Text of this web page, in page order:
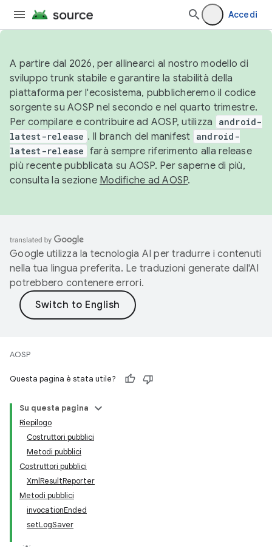
Accedi
A partire dal 2026, per allinearci al nostro modello di
sviluppo trunk stabile e garantire la stabilità della
piattaforma per l'ecosistema, pubblicheremo il codice
sorgente su AOSP nel secondo e nel quarto trimestre.
Per compilare e contribuire ad AOSP, utilizza
android-
latest-release . Il branch del manifest android-
latest-release farà sempre riferimento alla release
più recente pubblicata su AOSP. Per saperne di più,
consulta la sezione Modifiche ad AOSP.
Google utilizza la tecnologia AI per tradurre i contenuti
nella tua lingua preferita. Le traduzioni generate dall'AI
potrebbero contenere errori.
AOSP
Questa pagina è stata utile?
Su questa pagina
Riepilogo
Costruttori pubblici
Metodi pubblici
Costruttori pubblici
XmlResultReporter
Metodi pubblici
invocationEnded
setLogSaver